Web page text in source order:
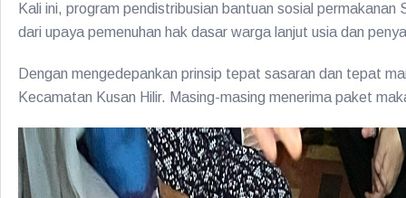
Kali ini, program pendistribusian bantuan sosial
dari upaya pemenuhan hak dasar warga lanjut usia dan
Dengan mengedepankan prinsip tepat sasaran dan tepat
Kecamatan Kusan Hilir. Masing-masing menerima paket